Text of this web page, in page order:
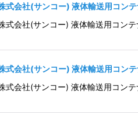
式会社(サンコー) 液体輸送用コン
式会社(サンコー) 液体輸送用コン
式会社(サンコー) 液体輸送用コン
式会社(サンコー) 液体輸送用コン